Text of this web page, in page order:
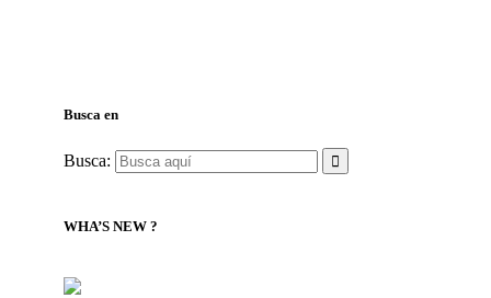
Busca en
Busca:
WHA’S NEW ?